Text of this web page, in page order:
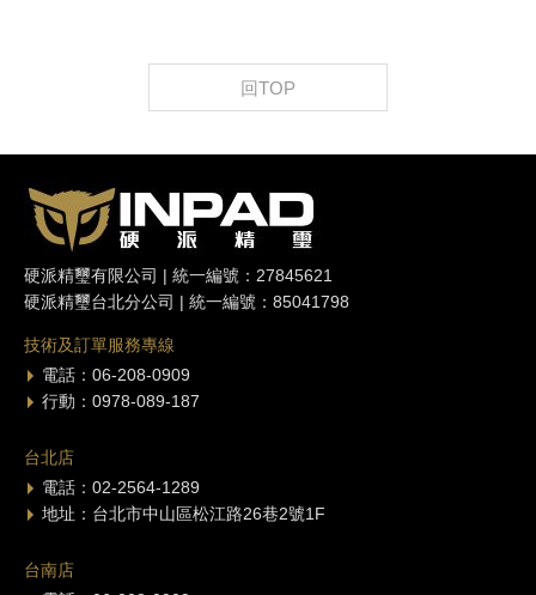
回TOP
硬派精璽有限公司 | 統一編號：27845621
硬派精璽台北分公司 | 統一編號：85041798
技術及訂單服務專線
電話：06-208-0909
行動：0978-089-187
台北店
電話：02-2564-1289
地址：台北市中山區松江路26巷2號1F
台南店